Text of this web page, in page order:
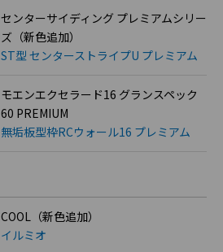
センターサイディング プレミアムシリー
ズ（新色追加）
ST型 センターストライプU プレミアム
モエンエクセラード16 グランスペック
60 PREMIUM
無垢板型枠RCウォール16 プレミアム
COOL（新色追加）
イルミオ